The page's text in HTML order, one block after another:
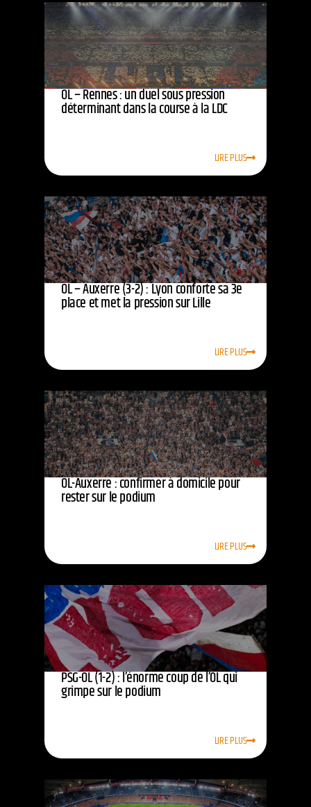
OL – Rennes : un duel sous pression
déterminant dans la course à la LDC
LIRE PLUS
OL – Auxerre (3-2) : Lyon conforte sa 3e
place et met la pression sur Lille
LIRE PLUS
OL-Auxerre : confirmer à domicile pour
rester sur le podium
LIRE PLUS
PSG-OL (1-2) : l’énorme coup de l’OL qui
grimpe sur le podium
LIRE PLUS